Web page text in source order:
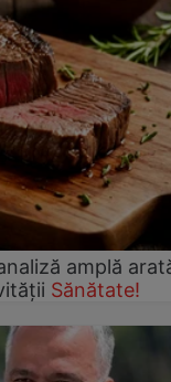
amplă
Sănătate!